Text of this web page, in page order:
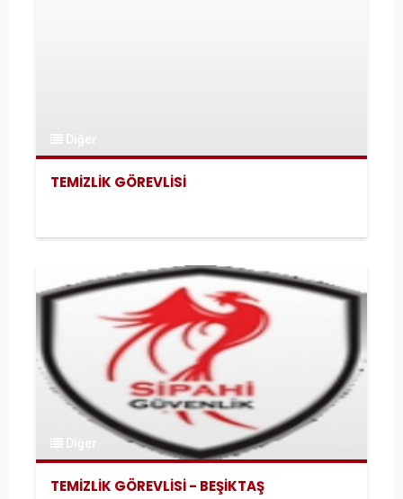
TEMİZLİK GÖREVLİSİ
Diğer
TEMİZLİK GÖREVLİSİ - BEŞİKTAŞ